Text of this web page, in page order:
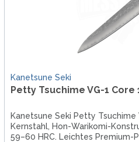
Kanetsune Seki
Petty Tsuchime VG-1 Core
Kanetsune Seki Petty
Kernstahl, Hon-Warikomi-
59–60 HRC. Leichtes Premium-